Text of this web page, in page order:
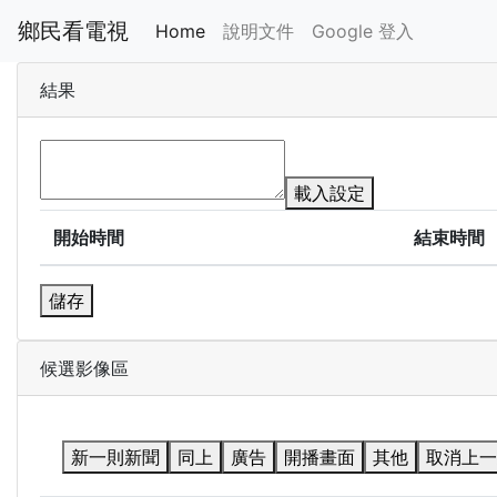
鄉民看電視 Home 說明文件 Google 登入
結果
載入設定
開始時間
結束時間
儲存
候選影像區
新一則新聞 同上 廣告 開播畫面 其他 取消上